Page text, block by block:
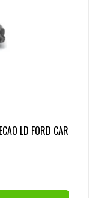
LD FORD CAR